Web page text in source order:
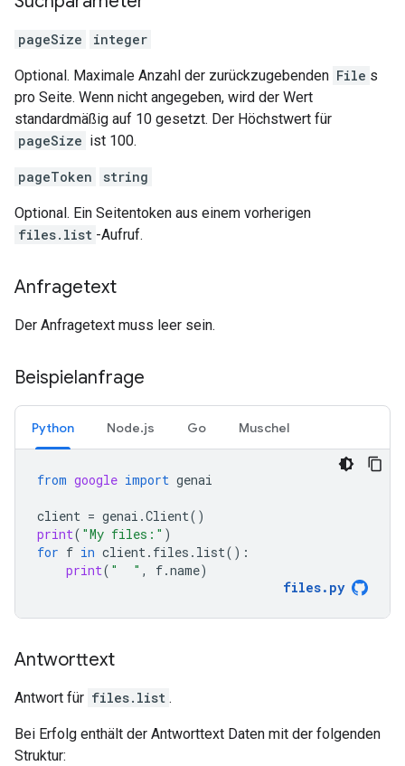
pageSize integer
Optional. Maximale Anzahl der zurückzugebenden File s
pro Seite. Wenn nicht angegeben, wird der Wert
standardmäßig auf 10 gesetzt. Der Höchstwert für
pageSize ist 100.
pageToken string
Optional. Ein Seitentoken aus einem vorherigen
files.list -Aufruf.
Anfragetext
Der Anfragetext muss leer sein.
Beispielanfrage
Python Node.js Go Muschel
from google import genai
client = genai .Client()
print( "My files:" )
for f in client. files . list():
print( "  " , f.name)
files. py
Antworttext
Antwort für files.list .
Bei Erfolg enthält der Antworttext Daten mit der folgenden
Struktur: